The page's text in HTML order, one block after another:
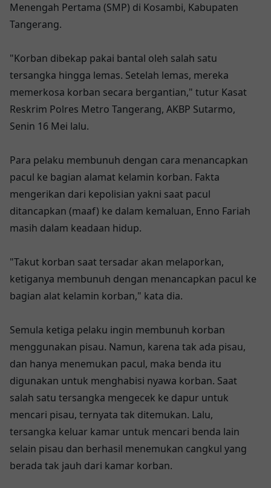
Menengah Pertama (SMP) di Kosambi, Kabupaten
Tangerang.
"Korban dibekap pakai bantal oleh salah satu
tersangka hingga lemas. Setelah lemas, mereka
memerkosa korban secara bergantian," tutur Kasat
Reskrim Polres Metro Tangerang, AKBP Sutarmo,
Senin 16 Mei lalu.
Para pelaku membunuh dengan cara menancapkan
pacul ke bagian alamat kelamin korban. Fakta
mengerikan dari kepolisian yakni saat pacul
ditancapkan (maaf) ke dalam kemaluan, Enno Fariah
masih dalam keadaan hidup.
"Takut korban saat tersadar akan melaporkan,
ketiganya membunuh dengan menancapkan pacul ke
bagian alat kelamin korban," kata dia.
Semula ketiga pelaku ingin membunuh korban
menggunakan pisau. Namun, karena tak ada pisau,
dan hanya menemukan pacul, maka benda itu
digunakan untuk menghabisi nyawa korban. Saat
salah satu tersangka mengecek ke dapur untuk
mencari pisau, ternyata tak ditemukan. Lalu,
tersangka keluar kamar untuk mencari benda lain
selain pisau dan berhasil menemukan cangkul yang
berada tak jauh dari kamar korban.